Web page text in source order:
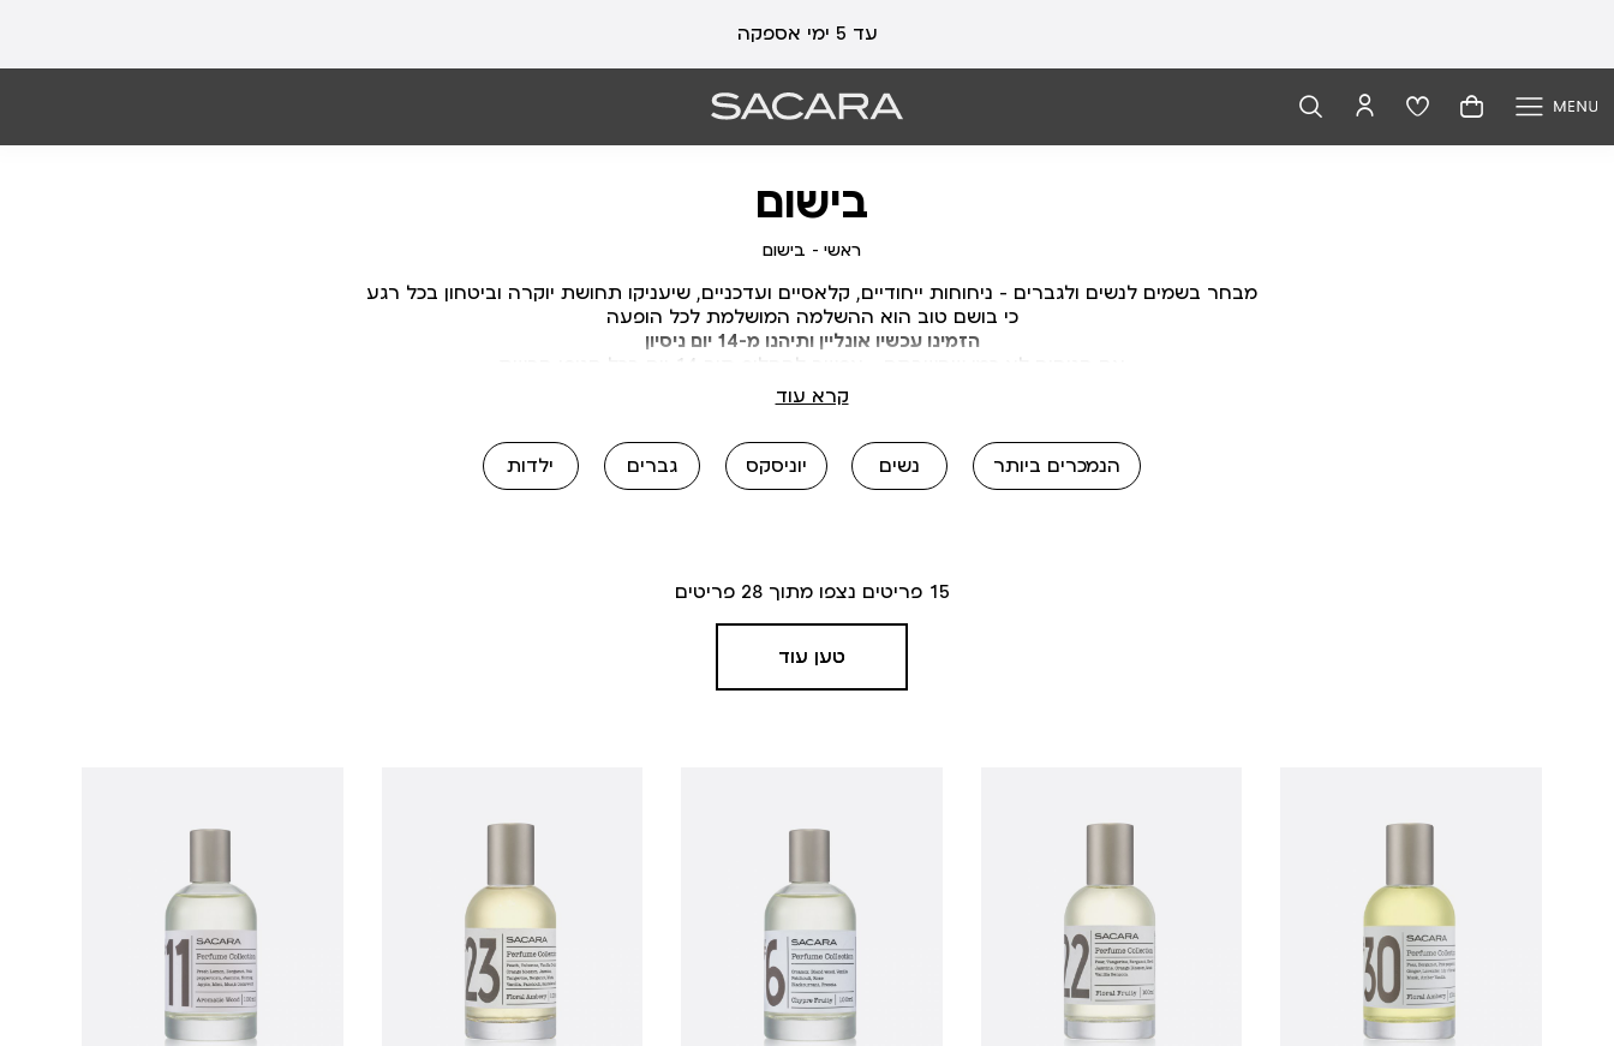
עד 5 ימי אספקה
בישום
ראשי ראשי
בישוםבישום
מבחר בשמים לנשים ולגברים – ניחוחות ייחודיים, קלאסיים ועדכניים, שיעניקו תחושת יוקרה וביטחון בכל רגע
כי בושם טוב הוא ההשלמה המושלמת לכל הופעה
הזמינו עכשיו אונליין ותיהנו מ-14 יום ניסיון
אם הניחוח לא כמו שחשבתם – אפשר להחליף תוך 14 יום בכל סניפי הרשת
קרא עוד
הנמכרים ביותר נשים יוניסקס גברים ילדות
15 פריטים נצפו מתוך28 פריטים
טען עוד